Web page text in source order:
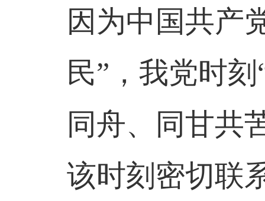
因为中国共产
民”，我党时
同舟、同甘共
该时刻密切联